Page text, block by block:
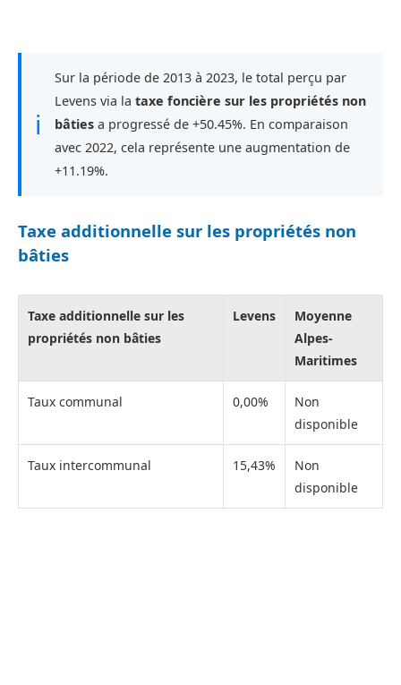
ℹ
Sur la période de 2013 à 2023, le total perçu par
Levens via la taxe foncière sur les propriétés non
bâties a progressé de +50.45%. En comparaison
avec 2022, cela représente une augmentation de
+11.19%.
Taxe additionnelle sur les propriétés non
bâties
Taxe additionnelle sur les
propriétés non bâties
Levens
Moyenne
Alpes-
Maritimes
Taux communal 0,00%
Non
disponible
Taux intercommunal 15,43%
Non
disponible